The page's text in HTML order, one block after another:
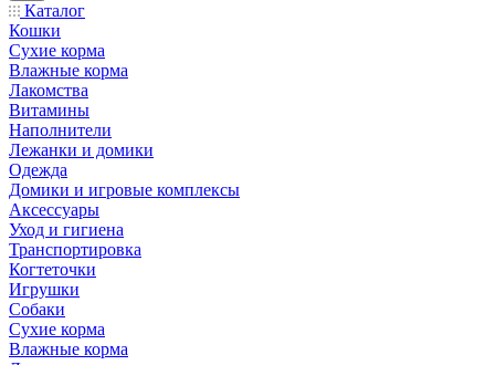
Каталог
Кошки
Сухие корма
Влажные корма
Лакомства
Витамины
Наполнители
Лежанки и домики
Одежда
Домики и игровые комплексы
Аксессуары
Уход и гигиена
Транспортировка
Когтеточки
Игрушки
Собаки
Сухие корма
Влажные корма